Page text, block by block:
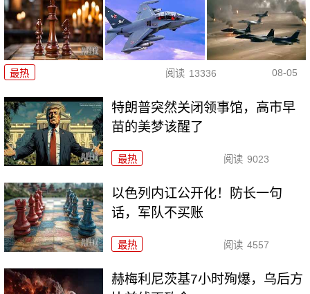
最热 阅读 13336 08-05
特朗普突然关闭领事馆，高市早
苗的美梦该醒了
最热 阅读 9023
以色列内讧公开化！防长一句
话，军队不买账
最热 阅读 4557
赫梅利尼茨基7小时殉爆，乌后方